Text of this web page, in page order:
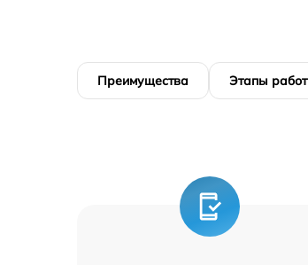
Преимущества Этапы работ